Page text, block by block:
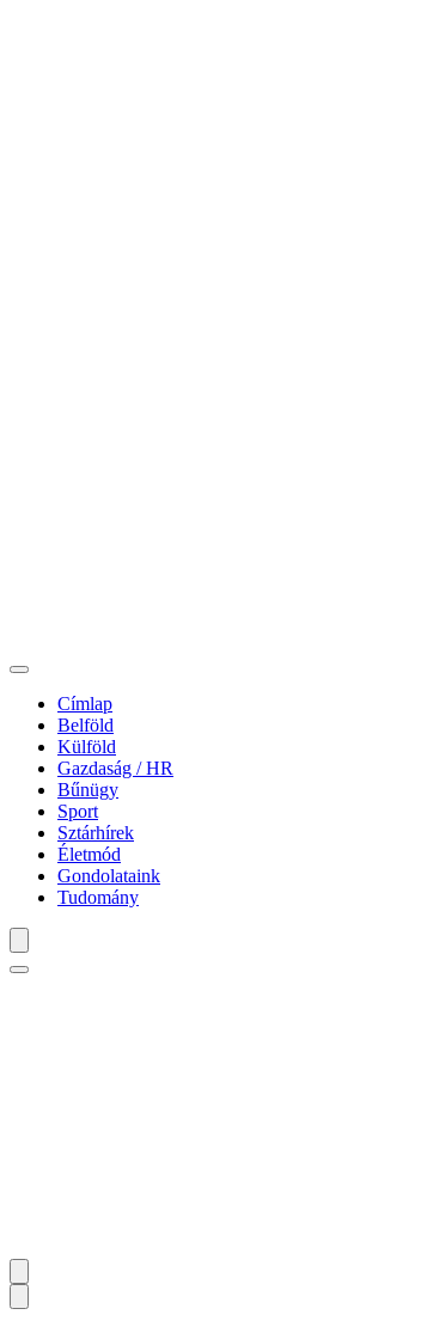
Címlap
Belföld
Külföld
Gazdaság / HR
Bűnügy
Sport
Sztárhírek
Életmód
Gondolataink
Tudomány